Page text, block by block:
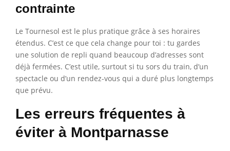
contrainte
Le Tournesol est le plus pratique grâce à ses horaires
étendus. C’est ce que cela change pour toi : tu gardes
une solution de repli quand beaucoup d’adresses sont
déjà fermées. C’est utile, surtout si tu sors du train, d’un
spectacle ou d’un rendez-vous qui a duré plus longtemps
que prévu.
Les erreurs fréquentes à
éviter à Montparnasse